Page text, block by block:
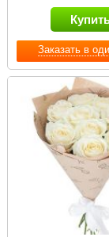
Заказать в